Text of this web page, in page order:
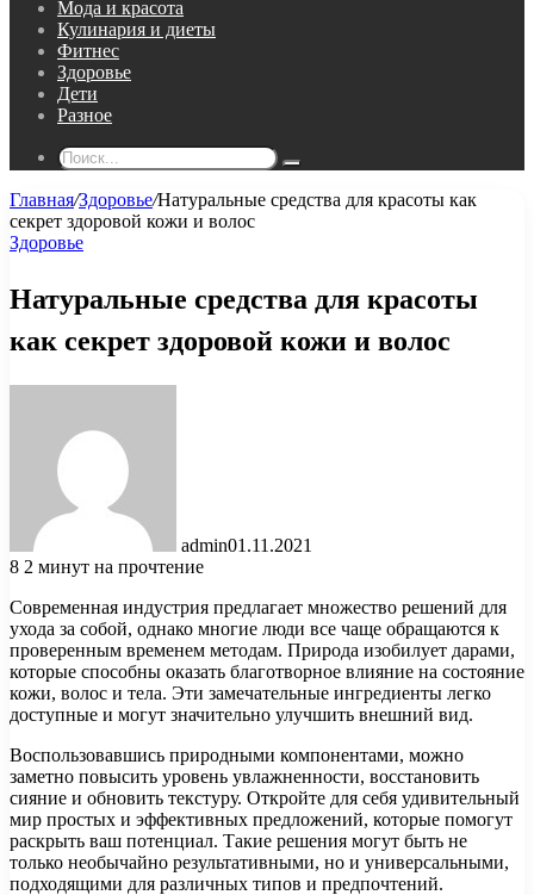
Мода и красота
Кулинария и диеты
Фитнес
Здоровье
Дети
Разное
Поиск...
Главная/Здоровье/Натуральные средства для красоты как
секрет здоровой кожи и волос
Здоровье
Натуральные средства для красоты
как секрет здоровой кожи и волос
admin01.11.2021
8 2 минут на прочтение
Современная индустрия предлагает множество решений для
ухода за собой, однако многие люди все чаще обращаются к
проверенным временем методам. Природа изобилует дарами,
которые способны оказать благотворное влияние на состояние
кожи, волос и тела. Эти замечательные ингредиенты легко
доступные и могут значительно улучшить внешний вид.
Воспользовавшись природными компонентами, можно
заметно повысить уровень увлажненности, восстановить
сияние и обновить текстуру. Откройте для себя удивительный
мир простых и эффективных предложений, которые помогут
раскрыть ваш потенциал. Такие решения могут быть не
только необычайно результативными, но и универсальными,
подходящими для различных типов и предпочтений.